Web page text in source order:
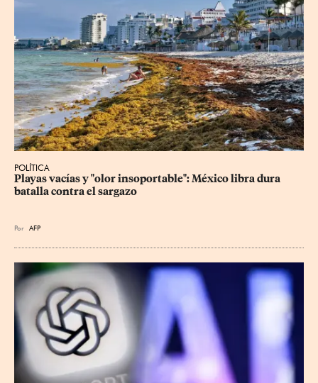
POLÍTICA
Playas vacías y "olor insoportable": México libra dura
batalla contra el sargazo
Por AFP